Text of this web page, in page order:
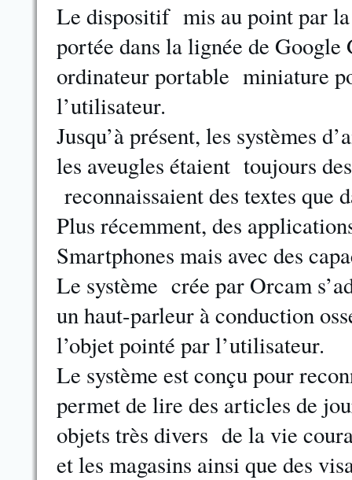
Le dispositif mis au point par
portée dans la lignée de
ordinateur portable miniature
l’utilisateur.
Jusqu’à présent, les systèmes
les aveugles étaient toujours
reconnaissaient des textes que
Plus récemment, des
Smartphones mais avec des
Le système crée par Orcam
un haut-parleur à conduction
l’objet pointé par l’utilisateur.
Le système est conçu pour
permet de lire des articles de
objets très divers de la vie
et les magasins ainsi que des